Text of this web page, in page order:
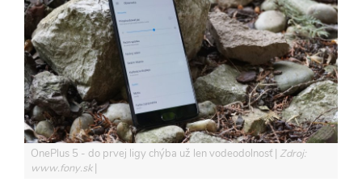
OnePlus 5 - do prvej ligy chýba už len vodeodolnosť Zdroj:
www.fony.sk